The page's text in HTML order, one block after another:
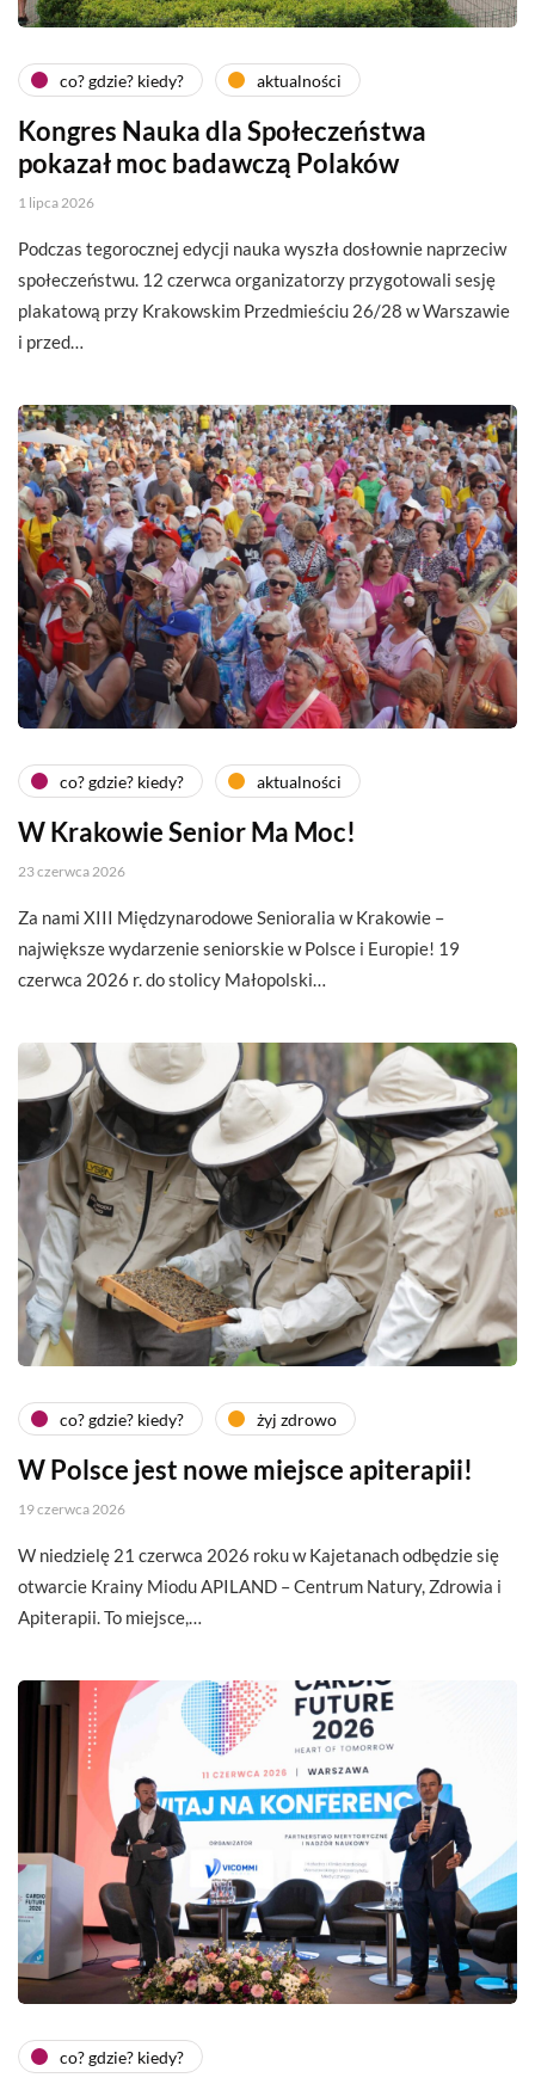
co? gdzie? kiedy? aktualności
Kongres Nauka dla Społeczeństwa
pokazał moc badawczą Polaków
1 lipca 2026
Podczas tegorocznej edycji nauka wyszła dosłownie naprzeciw
społeczeństwu. 12 czerwca organizatorzy przygotowali sesję
plakatową przy Krakowskim Przedmieściu 26/28 w Warszawie
i przed…
co? gdzie? kiedy? aktualności
W Krakowie Senior Ma Moc!
23 czerwca 2026
Za nami XIII Międzynarodowe Senioralia w Krakowie –
największe wydarzenie seniorskie w Polsce i Europie! 19
czerwca 2026 r. do stolicy Małopolski…
co? gdzie? kiedy? żyj zdrowo
W Polsce jest nowe miejsce apiterapii!
19 czerwca 2026
W niedzielę 21 czerwca 2026 roku w Kajetanach odbędzie się
otwarcie Krainy Miodu APILAND – Centrum Natury, Zdrowia i
Apiterapii. To miejsce,…
co? gdzie? kiedy?